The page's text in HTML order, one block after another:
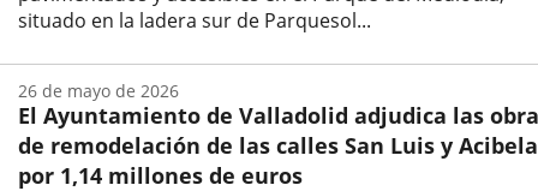
situado en la ladera sur de Parquesol...
la
noticia
El Ayuntamiento de Valladolid adjudica las
de remodelación de las calles San Luis y
por 1,14 millones de euros
26 de mayo de 2026